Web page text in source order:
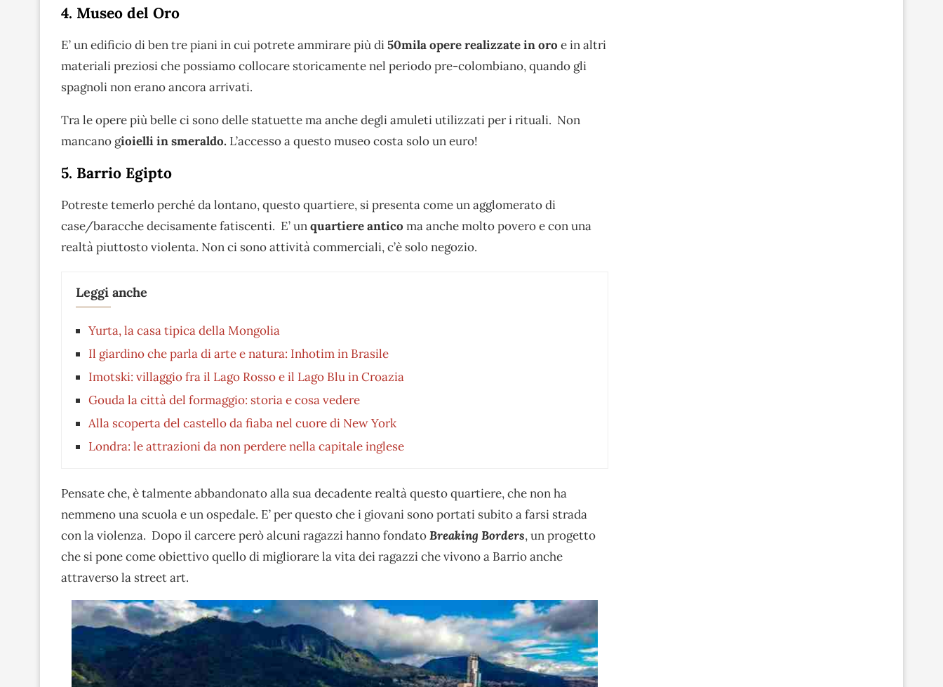
4. Museo del Oro
E’ un edificio di ben tre piani in cui potrete ammirare più di50mila opere realizzate in oro e in altri
materiali preziosi che possiamo collocare storicamente nel periodo pre-colombiano, quando gli
spagnoli non erano ancora arrivati.
Tra le opere più belle ci sono delle statuette ma anche degli amuleti utilizzati per i rituali. Non
mancano gioielli in smeraldo. L’accesso a questo museo costa solo un euro!
5. Barrio Egipto
Potreste temerlo perché da lontano, questo quartiere, si presenta come un agglomerato di
case/baracche decisamente fatiscenti. E’ unquartiere antico ma anche molto povero e con una
realtà piuttosto violenta. Non ci sono attività commerciali, c’è solo negozio.
Leggi anche
Yurta, la casa tipica della Mongolia
Il giardino che parla di arte e natura: Inhotim in Brasile
Imotski: villaggio fra il Lago Rosso e il Lago Blu in Croazia
Gouda la città del formaggio: storia e cosa vedere
Alla scoperta del castello da fiaba nel cuore di New York
Londra: le attrazioni da non perdere nella capitale inglese
Pensate che, è talmente abbandonato alla sua decadente realtà questo quartiere, che non ha
nemmeno una scuola e un ospedale. E’ per questo che i giovani sono portati subito a farsi strada
con la violenza. Dopo il carcere però alcuni ragazzi hanno fondatoBreaking Borders, un progetto
che si pone come obiettivo quello di migliorare la vita dei ragazzi che vivono a Barrio anche
attraverso la street art.